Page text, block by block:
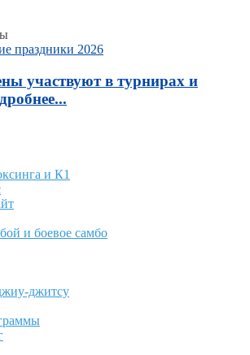
праздники 2026
участвуют в турнирах и
и К1
и боевое самбо
джитсу